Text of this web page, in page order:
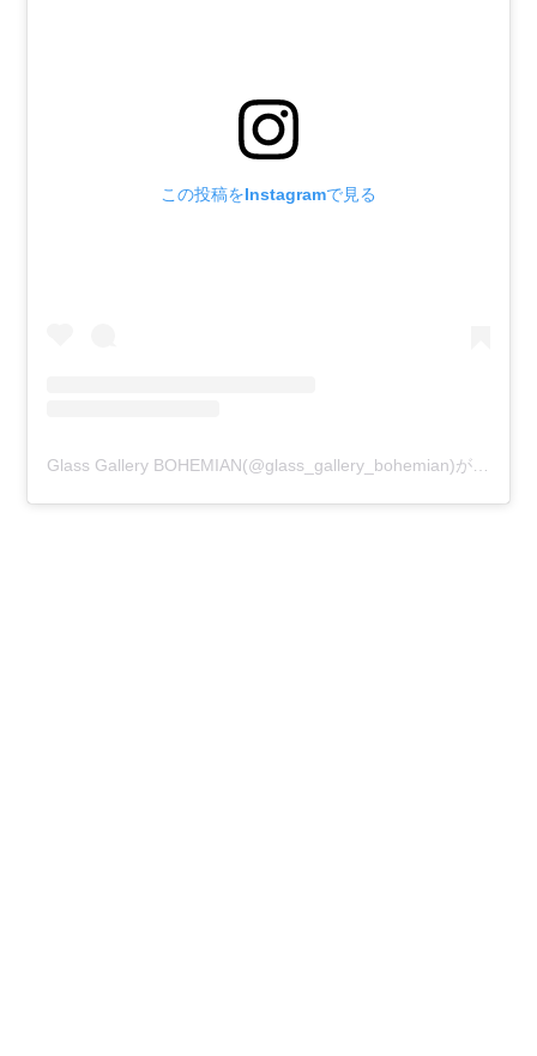
この投稿をInstagramで見る
Glass Gallery BOHEMIAN(@glass_gallery_bohemian)がシェアした投稿